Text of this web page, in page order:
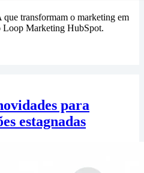
que transformam o marketing em
Loop Marketing HubSpot.
para
estagnadas